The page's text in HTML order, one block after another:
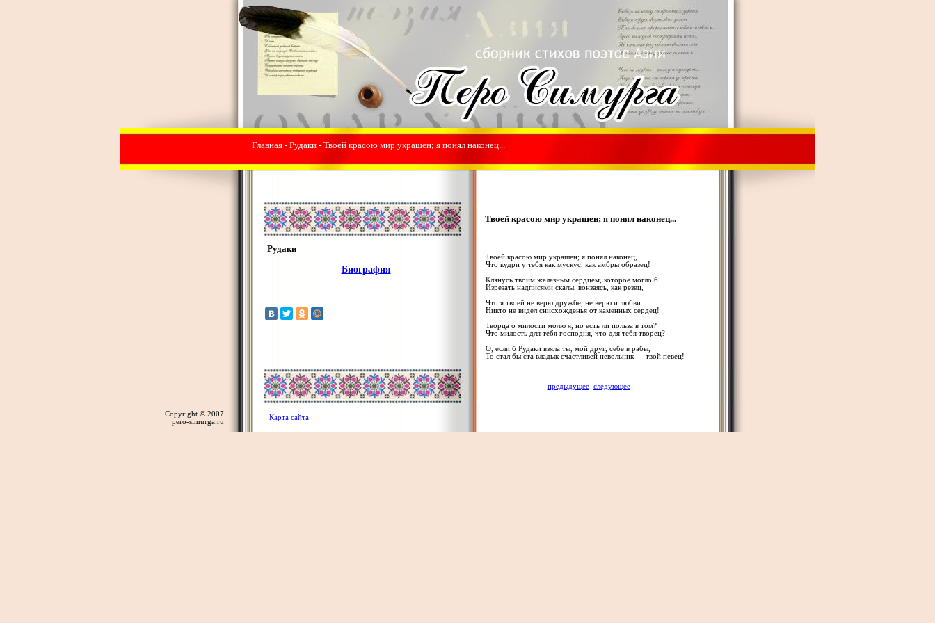
Главная - Рудаки - Твоей красою мир украшен; я понял наконец...
Твоей красою мир украшен; я понял наконец...
Рудаки
Биография
Твоей красою мир украшен; я понял наконец,
Что кудри у тебя как мускус, как амбры образец!
Клянусь твоим железным сердцем, которое могло б
Изрезать надписями скалы, вонзаясь, как резец,
Что я твоей не верю дружбе, не верю и любви:
Никто не видел снисхожденья от каменных сердец!
Творца о милости молю я, но есть ли польза в том?
Что милость для тебя господня, что для тебя творец?
О, если б Рудаки взяла ты, мой друг, себе в рабы,
То стал бы ста владык счастливей невольник — твой певец!
предыдущее следующее
Copyright © 2007
pero-simurga.ru
Карта сайта